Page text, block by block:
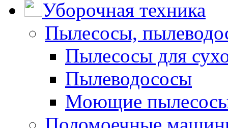
Уборочная техника
Пылесосы,
Пылесосы для
Пылеводососы
Моющие пылесосы